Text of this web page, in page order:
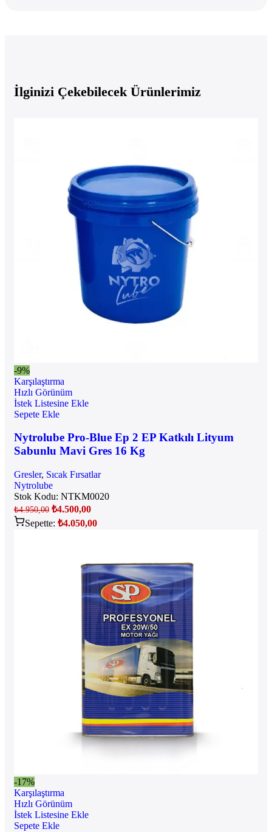
İlginizi Çekebilecek Ürünlerimiz
-9%
Karşılaştırma
Hızlı Görünüm
İstek Listesine Ekle
Sepete Ekle
Nytrolube Pro-Blue Ep 2 EP Katkılı Lityum
Sabunlu Mavi Gres 16 Kg
Gresler, Sıcak Fırsatlar
Nytrolube
Stok Kodu: NTKM0020
₺4.950,00 ₺4.500,00
Sepette: ₺4.050,00
-17%
Karşılaştırma
Hızlı Görünüm
İstek Listesine Ekle
Sepete Ekle